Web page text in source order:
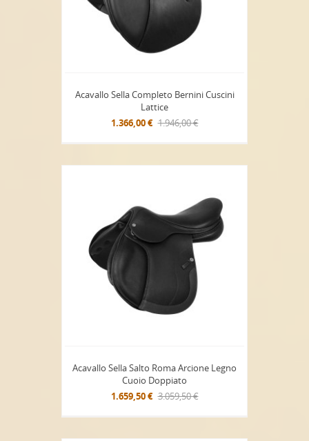
Acavallo Sella Completo Bernini Cuscini
Lattice
1.366,00 € 1.946,00 €
Acavallo Sella Salto Roma Arcione Legno
Cuoio Doppiato
1.659,50 € 3.059,50 €